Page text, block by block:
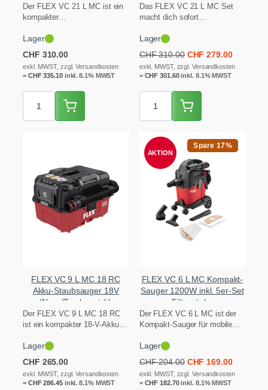
Der FLEX VC 21 L MC ist ein
kompakter
Staubklasse L mit…
Lager
CHF 310.00
exkl. MWST, zzgl. Versandkosten
= CHF335.10inkl. 8.1% MWST
Säcke)
Das FLEX VC 21 L MC Set
macht dich sofort
Nass-Trockensauger der…
Lager
CHF310.00 Ursprünglicher
Preis
war:
CHF 279.00Aktueller
Preis
exkl. MWST, zzgl. Versandkosten
= CHF 301.60inkl. 8.1% MWST
FLEX VC 9 L MC 18 RC
Akku-Staubsauger 18V
(Nass/Trocken, inkl.
Fernbedienung)
Der FLEX VC 9 L MC 18 RC
ist ein kompakter 18-V-Akku-
Lager
CHF 265.00
exkl. MWST, zzgl. Versandkosten
= CHF286.45inkl. 8.1% MWST
AKTION
FLEX VC 6 L MC Kompakt-
Sauger 1200W inkl. 5er-Set
Filtersäcke
Der FLEX VC 6 L MC ist der
Kompakt-Sauger für mobile
Lager
Spare 17%
CHF204.00 Ursprünglicher
Preis
war:
CHF 169.00Aktueller
Preis
exkl. MWST, zzgl. Versandkosten
= CHF 182.70inkl. 8.1% MWST